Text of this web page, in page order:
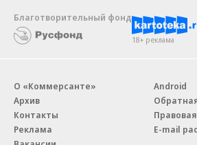
Благотворительный фонд
18+ реклама
О «Коммерсанте»
Архив
Контакты
Реклама
Android
E-mail